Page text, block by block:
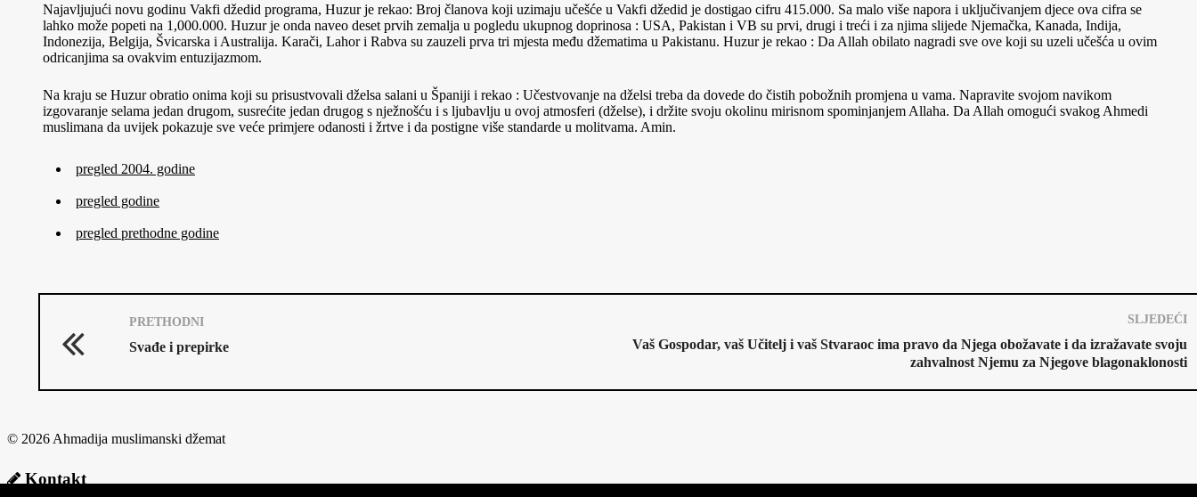
Najavljujući novu godinu Vakfi džedid programa, Huzur je rekao: Broj članova koji uzimaju učešće u Vakfi džedid je dostigao cifru 415.000. Sa malo više napora i uključivanjem djece ova cifra se
lahko može popeti na 1,000.000. Huzur je onda naveo deset prvih zemalja u pogledu ukupnog doprinosa : USA, Pakistan i VB su prvi, drugi i treći i za njima slijede Njemačka, Kanada, Indija,
Indonezija, Belgija, Švicarska i Australija. Karači, Lahor i Rabva su zauzeli prva tri mjesta među džematima u Pakistanu. Huzur je rekao : Da Allah obilato nagradi sve ove koji su uzeli učešća u ovim
odricanjima sa ovakvim entuzijazmom.
Na kraju se Huzur obratio onima koji su prisustvovali dželsa salani u Španiji i rekao : Učestvovanje na dželsi treba da dovede do čistih pobožnih promjena u vama. Napravite svojom navikom
izgovaranje selama jedan drugom, susrećite jedan drugog s nježnošću i s ljubavlju u ovoj atmosferi (dželse), i držite svoju okolinu mirisnom spominjanjem Allaha. Da Allah omogući svakog Ahmedi
muslimana da uvijek pokazuje sve veće primjere odanosti i žrtve i da postigne više standarde u molitvama. Amin.
pregled 2004. godine
pregled godine
pregled prethodne godine
PRETHODNI
Svađe i prepirke
SLJEDEĆI
Vaš Gospodar, vaš Učitelj i vaš Stvaraoc ima pravo da Njega obožavate i da izražavate svoju
zahvalnost Njemu za Njegove blagonaklonosti
© 2026 Ahmadija muslimanski džemat
Kontakt